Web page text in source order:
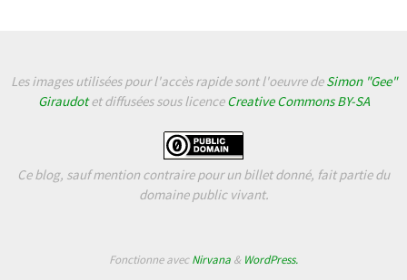
Les images utilisées pour l'accès rapide sont l'oeuvre deSimon "Gee"
Giraudotet diffusées sous licenceCreative Commons BY-SA
Ce blog, sauf mention contraire pour un billet donné, fait partie du
domaine public vivant.
Fonctionne avecNirvana & WordPress.